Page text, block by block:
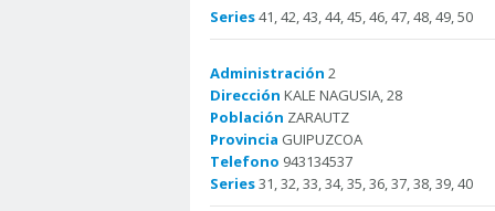
Series41, 42, 43, 44, 45, 46, 47, 48, 49, 50
Administración 2
Dirección KALE NAGUSIA, 28
Población ZARAUTZ
Provincia GUIPUZCOA
Telefono 943134537
Series31, 32, 33, 34, 35, 36, 37, 38, 39, 40